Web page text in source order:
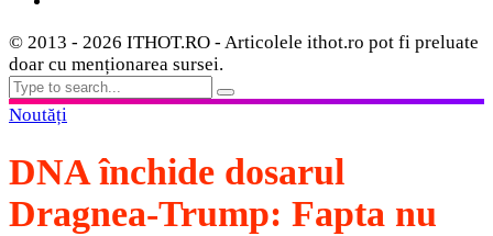
© 2013 - 2026 ITHOT.RO - Articolele ithot.ro pot fi preluate
doar cu menționarea sursei.
Noutăți
DNA închide dosarul
Dragnea-Trump: Fapta nu